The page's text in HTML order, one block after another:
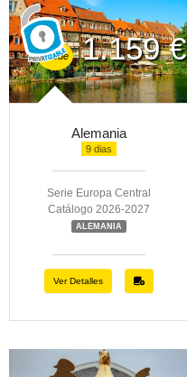
Alemania
9 dias
Serie Europa Central
Catálogo 2026-2027
ALEMANIA
Ver Detalles
desde 1.159 €